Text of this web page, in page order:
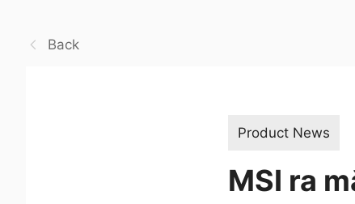
Back
Product News
MSI ra